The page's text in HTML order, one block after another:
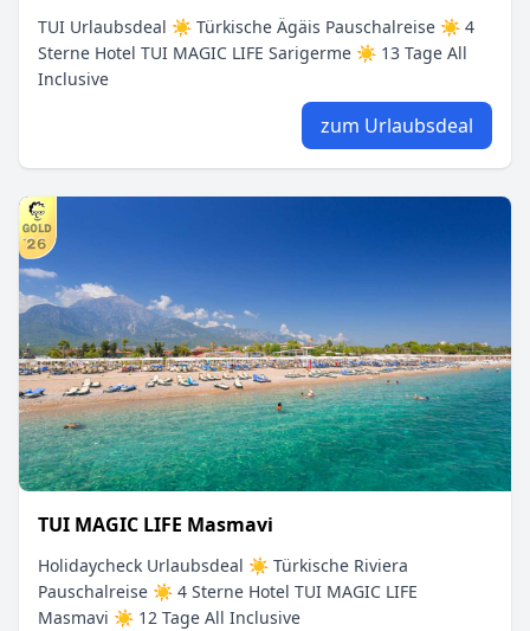
TUI Urlaubsdeal ☀ Türkische Ägäis Pauschalreise ☀ 4
Sterne Hotel TUI MAGIC LIFE Sarigerme ☀ 13 Tage All
Inclusive
zum Urlaubsdeal
TUI MAGIC LIFE Masmavi
Holidaycheck Urlaubsdeal ☀ Türkische Riviera
Pauschalreise ☀ 4 Sterne Hotel TUI MAGIC LIFE
Masmavi ☀ 12 Tage All Inclusive